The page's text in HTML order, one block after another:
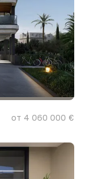
от 4 060 000 €